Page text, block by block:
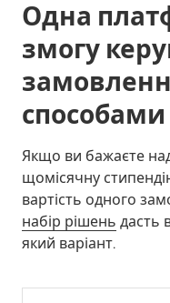
Одна
змогу
способами
Якщо ви бажаєте
щомісячну
вартість одного
набір рішень дасть
який варіант.